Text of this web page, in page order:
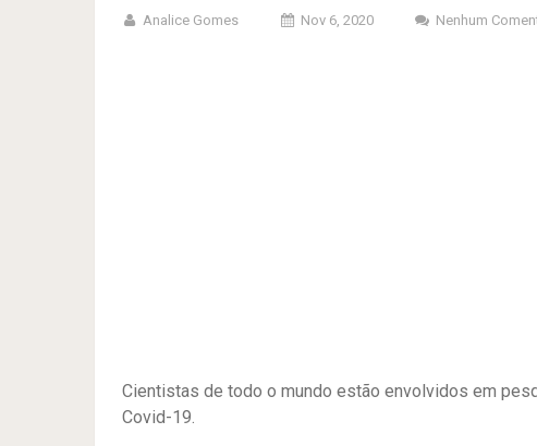
Analice Gomes Nov 6, 2020 Nenhum
Cientistas de todo o mundo estão envolvidos em
Covid-19.